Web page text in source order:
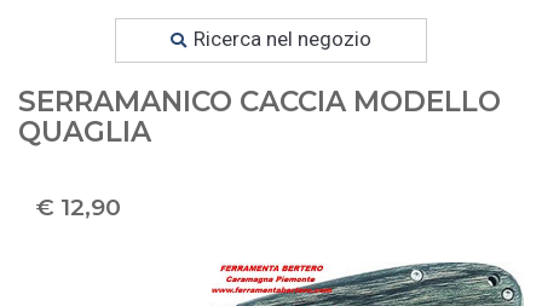
Ricerca nel negozio
COLTELLO - COLTELLI
SERRAMANICO CACCIA MODELLO
QUAGLIA
€ 12,90